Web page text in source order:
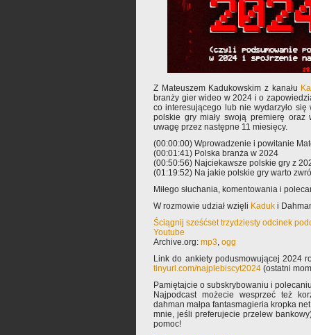
Z Mateuszem Kadukowskim z kanału
branży gier wideo w 2024 i o
co interesującego lub nie wydarzyło
polskie gry miały swoją premierę oraz
uwagę przez następne 11 miesięcy.
(00:00:00) Wprowadzenie i powitanie
(00:01:41) Polska branża w 2024
(00:50:56) Najciekawsze polskie gry z
(01:19:52) Na jakie polskie gry warto
Miłego słuchania, komentowania i
W rozmowie udział wzięli Kaduk i
Ściągnij sześćset trzydziesty odcinek
Youtube
Archive.org: mp3, ogg
Link do ankiety podusmowującej 2024
tinyurl.com/najplebiscyt2024 (ostatni
Pamiętajcie o subskrybowaniu i
Najpodcast możecie wesprzeć też
dahman małpa fantasmagieria kropka
mnie, jeśli preferujecie przelew
pomoc!